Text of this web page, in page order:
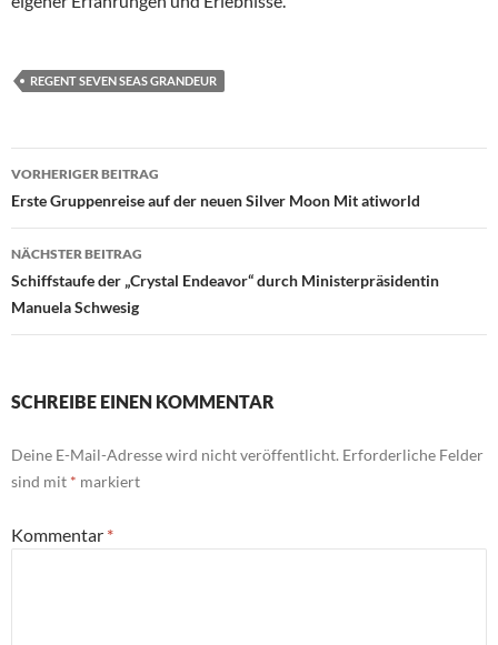
REGENT SEVEN SEAS GRANDEUR
Beitrags-
Navigation
VORHERIGER BEITRAG
Erste Gruppenreise auf der neuen Silver Moon Mit atiworld
NÄCHSTER BEITRAG
Schiffstaufe der „Crystal Endeavor“ durch Ministerpräsidentin
Manuela Schwesig
SCHREIBE EINEN KOMMENTAR
Deine E-Mail-Adresse wird nicht veröffentlicht. Erforderliche Felder
sind mit * markiert
Kommentar *